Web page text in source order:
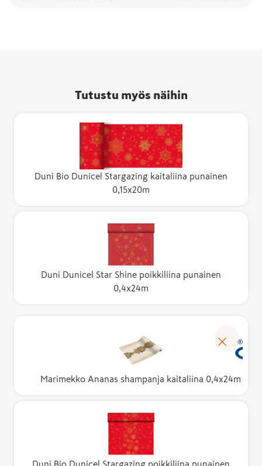
Tutustu myös näihin
Duni Bio Dunicel Stargazing kaitaliina punainen
0,15x20m
Duni Dunicel Star Shine poikkiliina punainen
0,4x24m
Marimekko Ananas shampanja kaitaliina 0,4x24m
Duni Bio Dunicel Stargazing poikkiliina punainen